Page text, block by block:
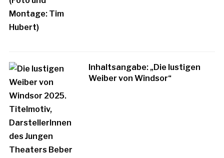
Inhaltsangabe: „Die lustigen
Weiber von Windsor“